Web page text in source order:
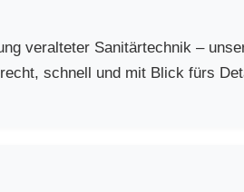
veralteter Sanitärtechnik –
schnell und mit Blick fürs